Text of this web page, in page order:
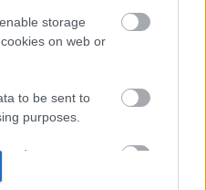
storage
on web or
to be sent to
purposes.
me
BŰN
azért, ha meleg tagja
ORVOSOKTÓL,
ŐKET
az a két orvos, akiket nem